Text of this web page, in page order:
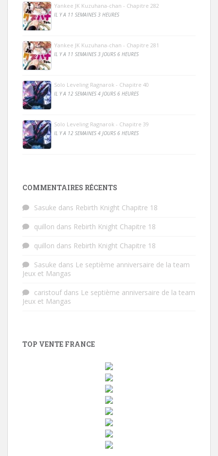
Yankee JK Kuzuhana-chan - Chapitre 282
IL Y A 11 SEMAINES 3 HEURES
Yankee JK Kuzuhana-chan - Chapitre 281
IL Y A 11 SEMAINES 3 JOURS 6 HEURES
Solo Leveling Ragnarok - Chapitre 40
IL Y A 12 SEMAINES 4 JOURS 6 HEURES
Solo Leveling Ragnarok - Chapitre 39
IL Y A 12 SEMAINES 4 JOURS 6 HEURES
COMMENTAIRES RÉCENTS
Sasuke dans Rebirth Knight Chapitre 18
quillon dans Rebirth Knight Chapitre 18
quillon dans Rebirth Knight Chapitre 18
Sasuke dans Le septième anniversaire de la team
Jeux et Mangas
caristoufdans Le septième anniversaire de la team
Jeux et Mangas
TOP VENTE FRANCE